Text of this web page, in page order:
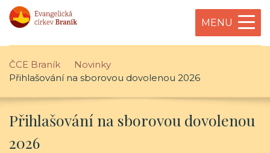
MENU
ČCE Braník
Novinky
Přihlašování na sborovou dovolenou 2026
Přihlašování na sborovou dovolenou
2026